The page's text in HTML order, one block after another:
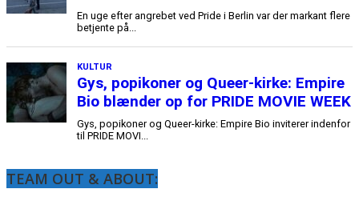
TEAM OUT & ABOUT: